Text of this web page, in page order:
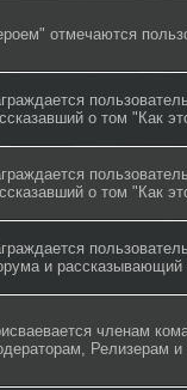
отмечаются
о том "Как
о том "Как
и рассказывающий
членам
Релизерам